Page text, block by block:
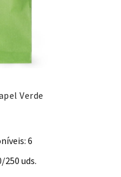
Verde
6
250 uds.